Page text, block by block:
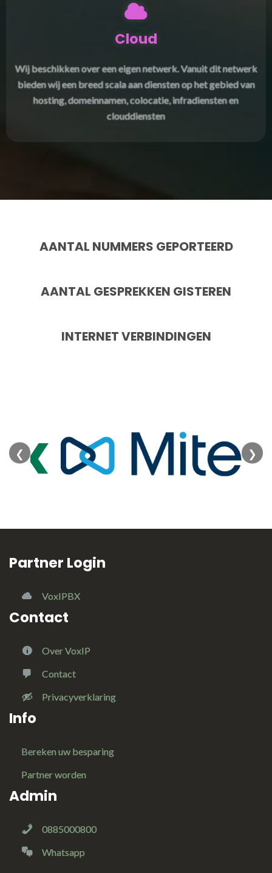
Cloud
Wij beschikken over een eigen netwerk. Vanuit dit netwerk
bieden wij een breed scala aan diensten op het gebied van
hosting, domeinnamen, colocatie, infradiensten en
clouddiensten
AANTAL NUMMERS GEPORTEERD
AANTAL GESPREKKEN GISTEREN
INTERNET VERBINDINGEN
❮ ❯
Partner Login
VoxIPBX
Contact
Over VoxIP
Contact
Privacyverklaring
Info
Bereken uw besparing
Partner worden
Admin
0885000800
Whatsapp